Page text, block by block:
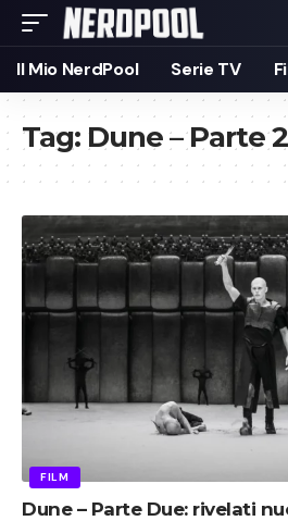
Il Mio NerdPool Serie TV
Tag: Dune – Parte 2
FILM
Dune – Parte Due: rivelati